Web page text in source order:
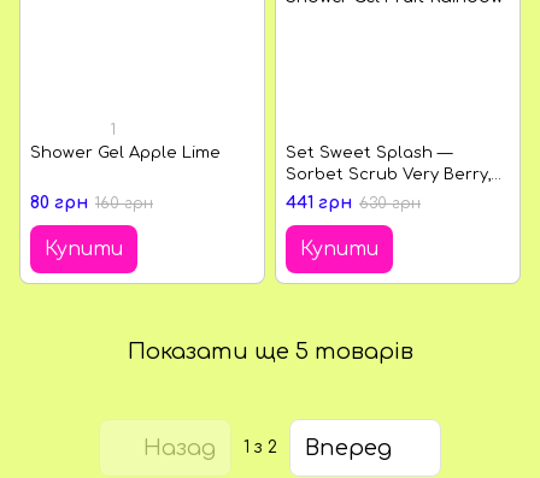
1
Shower Gel Apple Lime
80 грн 160 грн
Купити
Set Sweet Splash —
Sorbet Scrub Very Berry,
Body Suffle Young
Shower Gel Fruit Rainbow
441 грн 630 грн
Купити
Показати ще 5 товарів
Назад 1 з 2 Вперед